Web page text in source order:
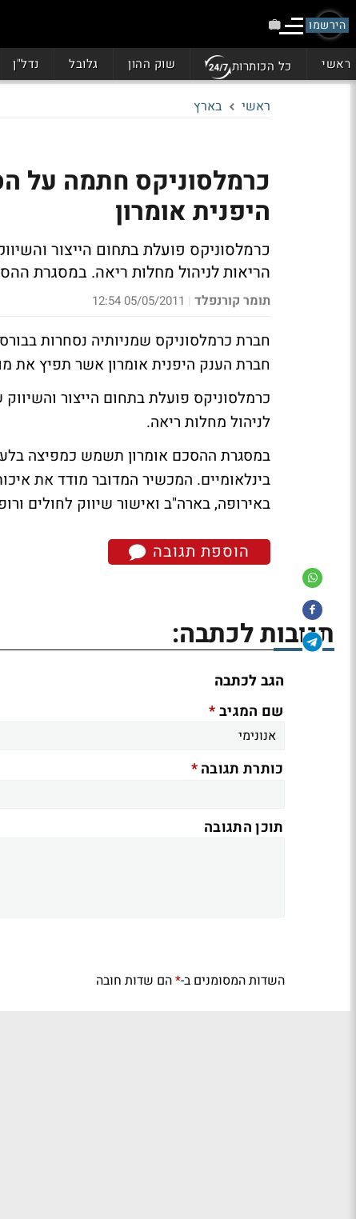
הירשמו
ראשי כל הכותרות שוק ההון גלובל נדל"ן
ראשי בארץ
כרמלסוניקס חתמה על
היפנית אומרון
כרמלסוניקס פועלת בתחום הייצור
הריאות לניהול מחלות ריאה. במסגרת
תומר קורנפלד |
05/05/2011 12:54
חברת כרמלסוניקס שמניותיה נסחרות
חברת הענק היפנית אומרון אשר תפיץ את
כרמלסוניקס פועלת בתחום הייצור
לניהול מחלות ריאה.
בינלאומיים. המכשיר המדובר מודד את
באירופה, בארה"ב ואישור שיווק לחולים
הוספת תגובה
תגובות לכתבה:
הגב לכתבה
שם המגיב*
כותרת תגובה*
תוכן התגובה
השדות המסומנים ב-*הם שדות חובה